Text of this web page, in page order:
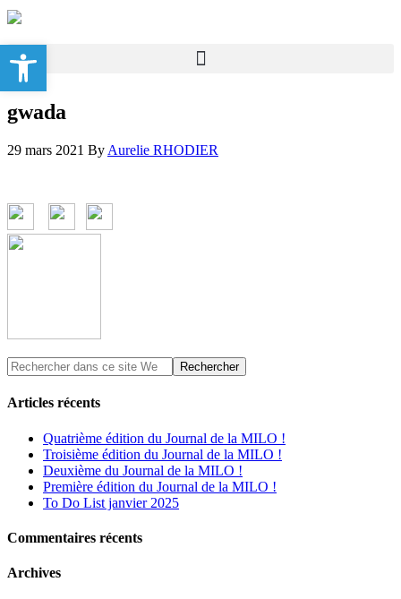
gwada
29 mars 2021 By Aurelie RHODIER
Articles récents
Quatrième édition du Journal de la MILO !
Troisième édition du Journal de la MILO !
Deuxième du Journal de la MILO !
Première édition du Journal de la MILO !
To Do List janvier 2025
Commentaires récents
Archives
Ouvrir la barre d’outils